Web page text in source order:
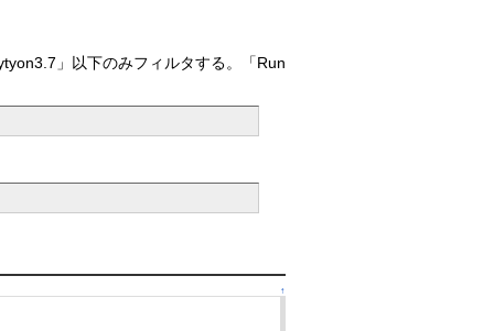
」以下のみフィルタする。「Run
↑